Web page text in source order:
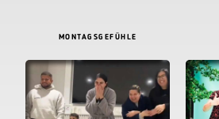
MONTAGSGEFÜHLE